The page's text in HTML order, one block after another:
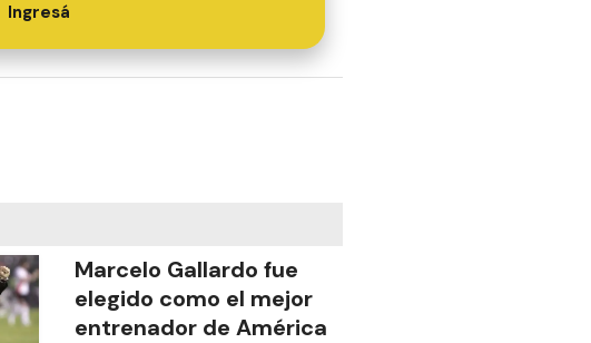
Ingresá
Marcelo Gallardo fue
elegido como el mejor
entrenador de América